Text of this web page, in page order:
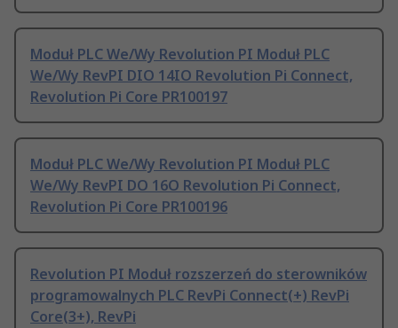
Moduł PLC We/Wy Revolution PI Moduł PLC
We/Wy RevPI DIO 14IO Revolution Pi Connect,
Revolution Pi Core PR100197
Moduł PLC We/Wy Revolution PI Moduł PLC
We/Wy RevPI DO 16O Revolution Pi Connect,
Revolution Pi Core PR100196
Revolution PI Moduł rozszerzeń do sterowników
programowalnych PLC RevPi Connect(+) RevPi
Core(3+), RevPi